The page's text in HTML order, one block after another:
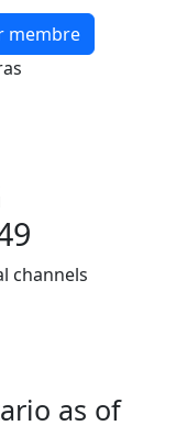
membre
channels
as of